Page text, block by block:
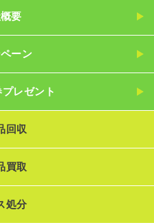
要
ーン
レゼント
回収
買取
処分